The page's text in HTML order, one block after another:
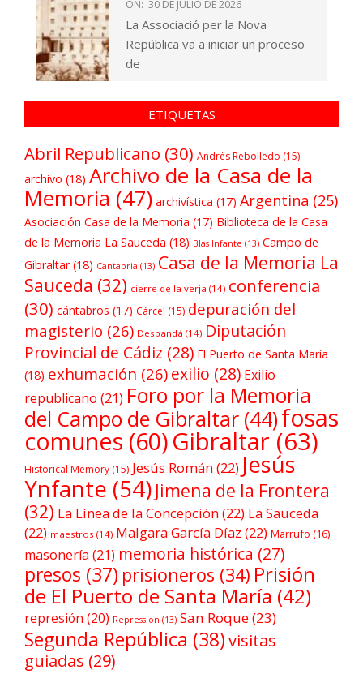
ON: 30 DE JULIO DE 2026
La Associació per la Nova
República va a iniciar un proceso
de
ETIQUETAS
Abril Republicano (30) Andrés Rebolledo (15)
archivo (18) Archivo de la Casa de la
Memoria (47) archivística (17) Argentina (25)
Asociación Casa de la Memoria (17) Biblioteca de la Casa
de la Memoria La Sauceda (18) Blas Infante (13) Campo de
Gibraltar(18) Cantabria (13) Casa de la Memoria La
Sauceda (32) cierre de la verja (14) conferencia
(30) cántabros (17) Cárcel (15) depuración del
magisterio (26) Desbandá (14) Diputación
Provincial de Cádiz (28) El Puerto de Santa María
(18) exhumación (26) exilio (28) Exilio
republicano (21) Foro por la Memoria
del Campo de Gibraltar (44)fosas
comunes (60)Gibraltar(63)
Historical Memory (15) Jesús Román(22) Jesús
Ynfante (54) Jimena de la Frontera
(32) La Línea de la Concepción(22) La Sauceda
(22) maestros (14) Malgara García Díaz (22) Marrufo (16)
masonería (21) memoria histórica (27)
presos (37) prisioneros (34) Prisión
de El Puerto de Santa María (42)
represión (20) Repression (13) San Roque(23)
Segunda República (38)visitas
guiadas (29)